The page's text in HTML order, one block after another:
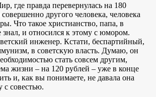
где правда перевернулась на 180
совершенно другого человека, человека
Что такое христианство, папа, в
знал, и относился к этому с юмором.
инженер. Кстати, беспартийный,
в советскую власть. Думаю, он
стать совсем другим,
жизни – на 120 рублей – уже в конце
и, как вы понимаете, не давала она
с совестью.